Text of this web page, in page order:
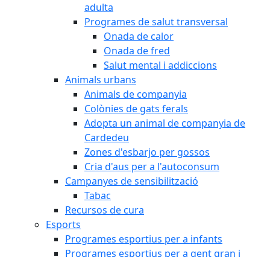
adulta
Programes de salut transversal
Onada de calor
Onada de fred
Salut mental i addiccions
Animals urbans
Animals de companyia
Colònies de gats ferals
Adopta un animal de companyia de
Cardedeu
Zones d'esbarjo per gossos
Cria d'aus per a l'autoconsum
Campanyes de sensibilització
Tabac
Recursos de cura
Esports
Programes esportius per a infants
Programes esportius per a gent gran i